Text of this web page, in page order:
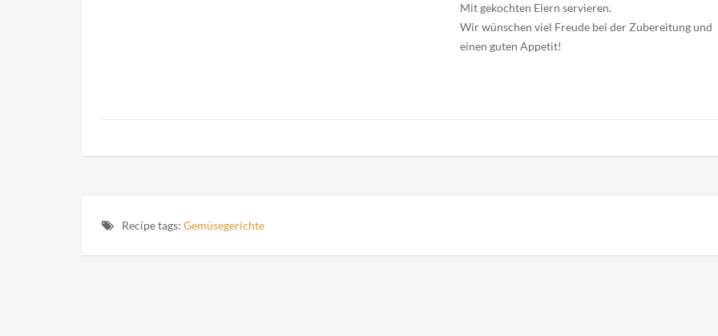
Mit gekochten Eiern servieren.
Wir wünschen viel Freude bei der Zubereitung und
einen guten Appetit!
Recipe tags: Gemüsegerichte